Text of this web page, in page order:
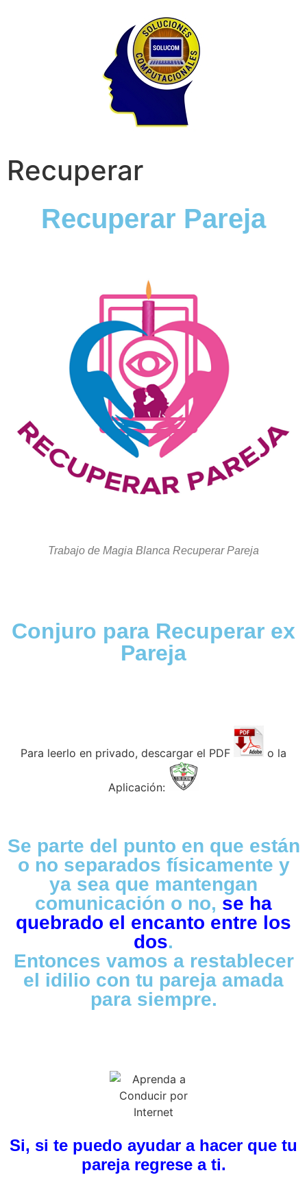
Recuperar
Recuperar Pareja
Trabajo de Magia Blanca Recuperar Pareja
Conjuro para Recuperar ex
Pareja
Para leerlo en privado, descargar el PDF o la
Aplicación:
Se parte del punto en que están
o no separados físicamente y
ya sea que mantengan
comunicación o no, se ha
quebrado el encanto entre los
dos.
Entonces vamos a restablecer
el idilio con tu pareja amada
para siempre.
Si, si te puedo ayudar a hacer que tu
pareja regrese a ti.